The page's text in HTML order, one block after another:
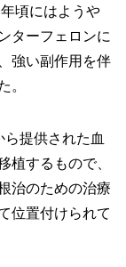
頃にはようや
ターフェロンに
強い副作用を伴
ら提供された血
するもので、
治のための治療
位置付けられて